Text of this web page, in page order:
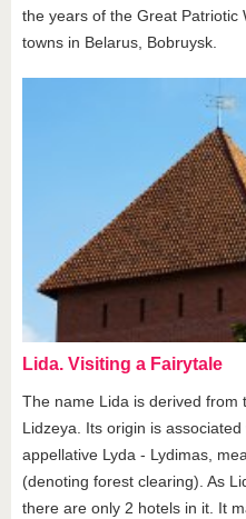
the years of the Great Patriotic
towns in Belarus, Bobruysk.
Lida. Visiting a Fairytale
The name Lida is derived from
Lidzeya. Its origin is
appellative Lyda - Lydimas,
(denoting forest clearing). As
there are only 2 hotels in it. It